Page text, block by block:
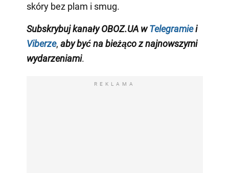
skóry bez plam i smug.
Subskrybuj kanały OBOZ.UA wTelegramiei
Viberze, aby być na bieżąco z najnowszymi
wydarzeniami.
REKLAMA